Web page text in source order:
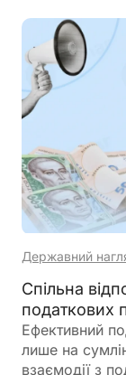
Державний
Спільна
податкових
Ефективний
лише на
взаємодії з